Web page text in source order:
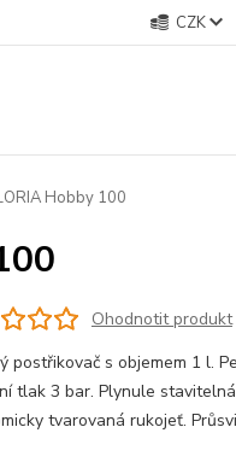
CZK
Hobby 100
Ohodnotit produkt
postřikovač s objemem 1 l.
tlak 3 bar. Plynule
tvarovaná rukojeť.